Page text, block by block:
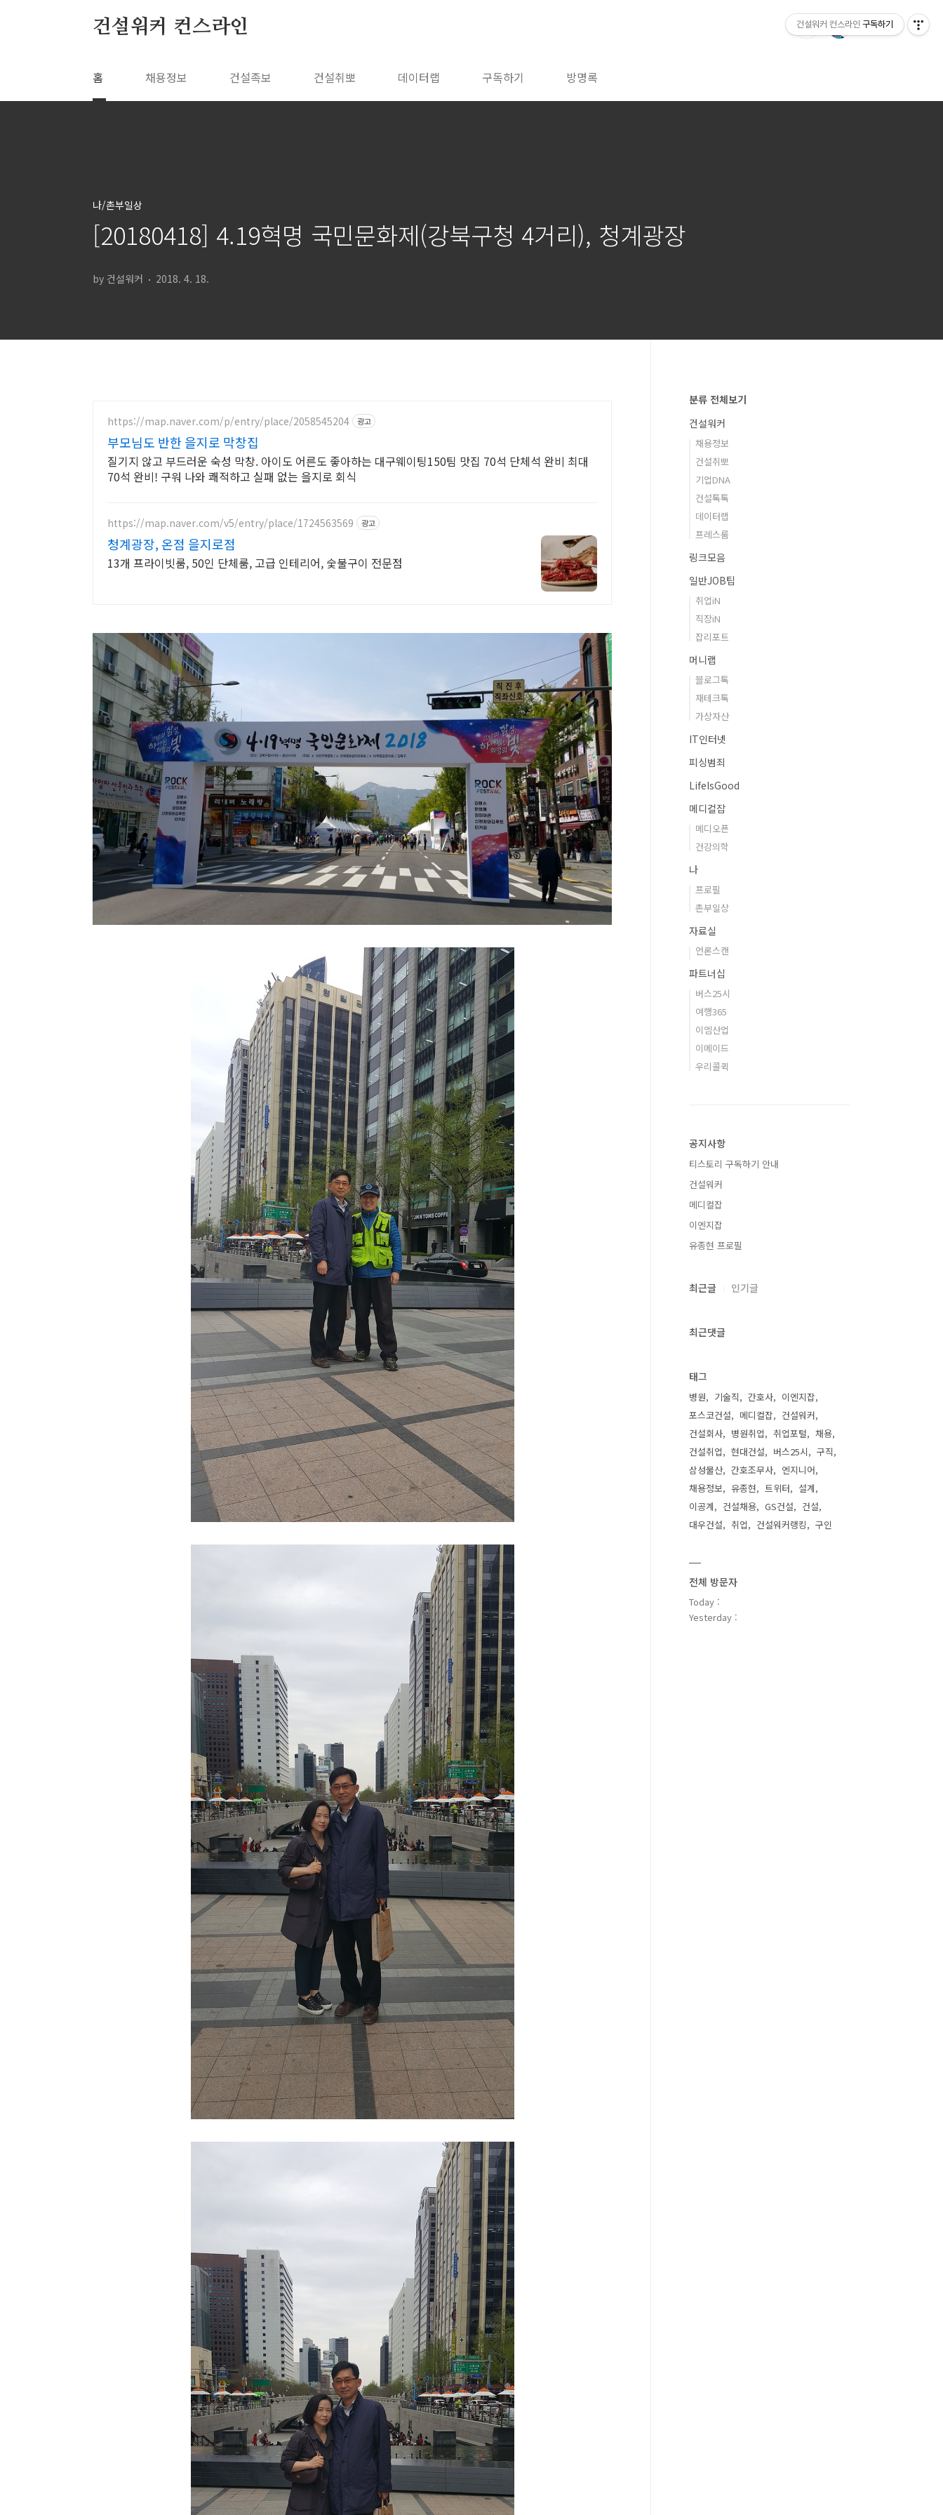
건설워커 컨스라인
홈 채용정보 건설족보 건설취뽀 데이터랩 구독하기 방명록
나/촌부일상
[20180418] 4.19혁명 국민문화제(강북구청 4거리), 청계광장
by 건설워커 2018. 4. 18.
https://map.naver.com/p/entry/place/2058545204 광고
부모님도 반한 을지로 막창집
질기지 않고 부드러운 숙성 막창. 아이도 어른도 좋아하는 대구웨이팅150팀 맛집 70석 단체석 완비 최대
70석 완비! 구워 나와 쾌적하고 실패 없는 을지로 회식
https://map.naver.com/v5/entry/place/1724563569 광고
청계광장, 온점 을지로점
13개 프라이빗룸, 50인 단체룸, 고급 인테리어, 숯불구이 전문점
분류 전체보기
건설워커
채용정보
건설취뽀
기업DNA
건설톡톡
데이터랩
프레스룸
링크모음
일반JOB팁
취업iN
직장iN
잡리포트
머니랩
블로그톡
재테크톡
가상자산
IT인터넷
피싱범죄
LifeIsGood
메디컬잡
메디오픈
건강의학
나
프로필
촌부일상
자료실
언론스캔
파트너십
버스25시
여행365
이엠산업
이메이드
우리콜퀵
공지사항
티스토리 구독하기 안내
건설워커
메디컬잡
이엔지잡
유종현 프로필
최근글 인기글
최근댓글
태그
병원 기술직 간호사
이엔지잡
포스코건설
메디컬잡
건설워커
건설회사
병원취업 취업포털
채용
건설취업
현대건설 버스25시
구직
삼성물산
간호조무사
엔지니어
채용정보
유종현 트위터
설계
이공계
건설채용 GS건설
건설
대우건설
취업 건설워커랭킹 구인
전체 방문자
Today :
Yesterday :
건설워커 컨스라인 구독하기